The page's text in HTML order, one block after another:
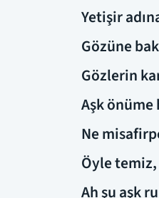
Yetişir
Gözüne
Gözlerin
Aşk önüme
Ne
Öyle
Ah şu aşk